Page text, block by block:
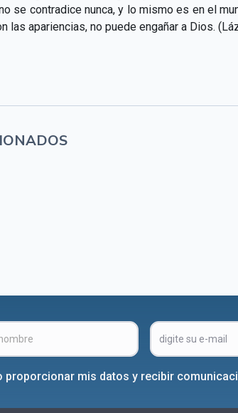
se contradice nunca, y lo mismo es en el
las apariencias, no puede engañar a Dios.
proporcionar mis datos y recibir